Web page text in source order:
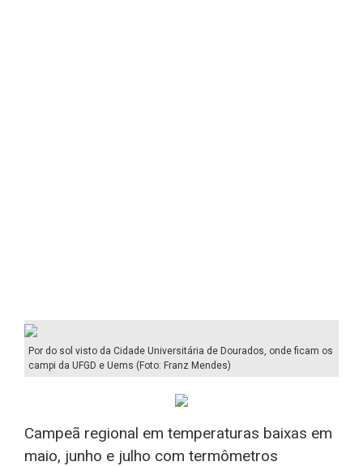
Por do sol visto da Cidade Universitária de Dourados, onde ficam os
campi da UFGD e Uems (Foto: Franz Mendes)
Campeã regional em temperaturas baixas em
maio, junho e julho com termômetros